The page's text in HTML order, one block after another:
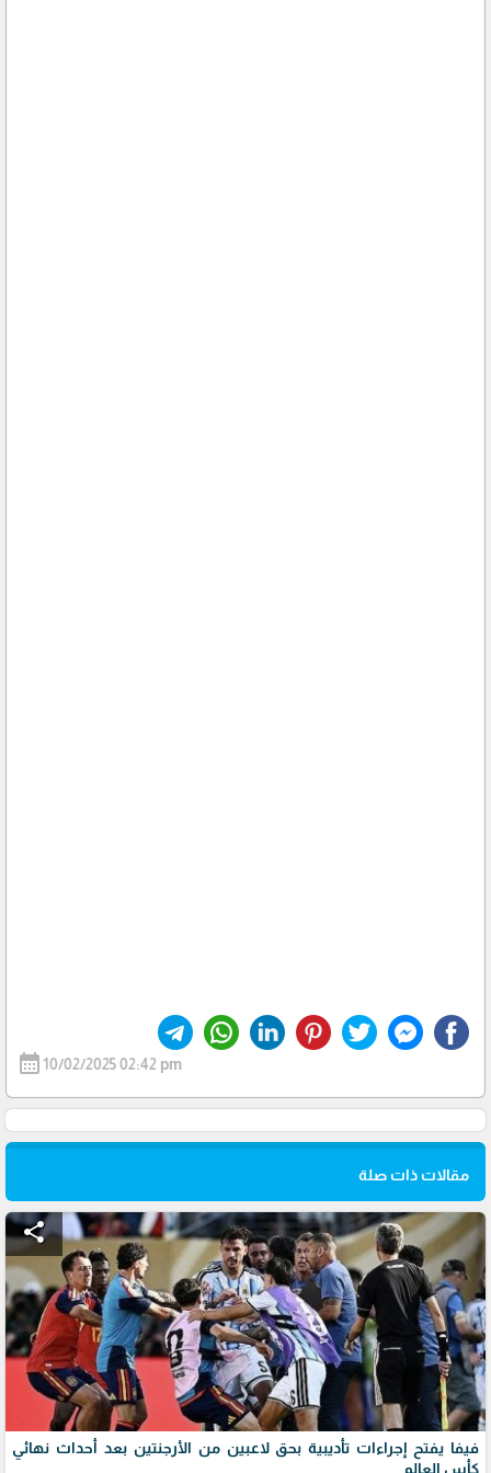
calendar_month 10/02/2025 02:42 pm
share
فيفا يفتح إجراءات تأديبية بحق لاعبين من الأرجنتين بعد أحداث نهائي